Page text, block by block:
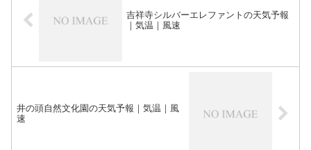
吉祥寺シルバーエレファントの天気予報
｜気温｜風速
井の頭自然文化園の天気予報｜気温｜風
速